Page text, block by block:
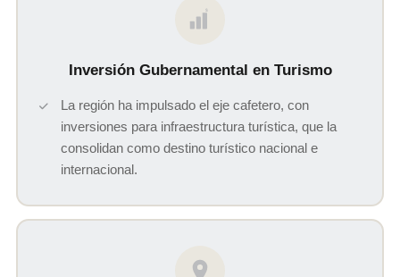
$
Inversión Gubernamental en Turismo
La región ha impulsado el eje cafetero, con
inversiones para infraestructura turística, que la
consolidan como destino turístico nacional e
internacional.